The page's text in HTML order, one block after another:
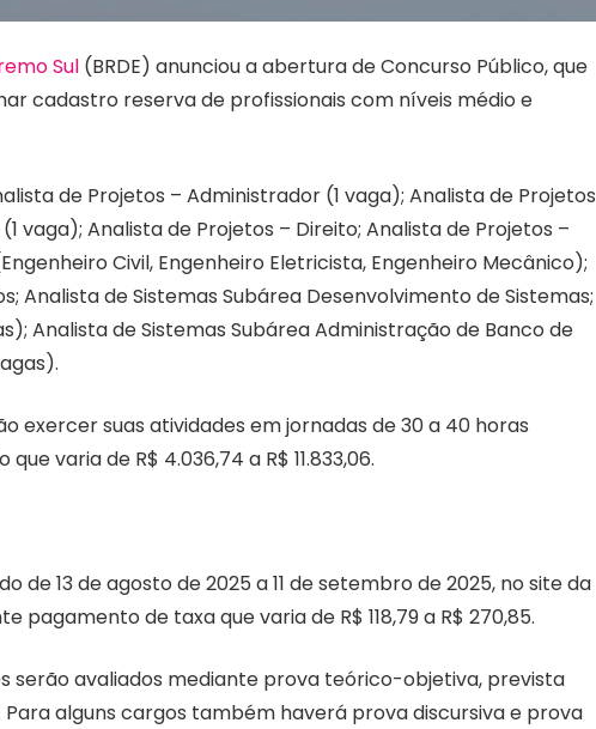
Sul (BRDE) anunciou a abertura de Concurso Público, que
cadastro reserva de profissionais com níveis médio e
de Projetos – Administrador (1 vaga); Analista de Projetos
vaga); Analista de Projetos – Direito; Analista de Projetos –
Civil, Engenheiro Eletricista, Engenheiro Mecânico);
Analista de Sistemas Subárea Desenvolvimento de Sistemas;
Analista de Sistemas Subárea Administração de Banco de
exercer suas atividades em jornadas de 30 a 40 horas
varia de R$ 4.036,74 a R$ 11.833,06.
13 de agosto de 2025 a 11 de setembro de 2025, no site da
pagamento de taxa que varia de R$ 118,79 a R$ 270,85.
serão avaliados mediante prova teórico-objetiva, prevista
alguns cargos também haverá prova discursiva e prova